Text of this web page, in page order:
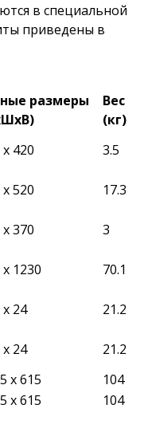
в специальной
приведены в
размеры
Вес
(кг)
420
3.5
520
17.3
370
3
1230
70.1
24
21.2
24
21.2
x 615
104
x 615
104